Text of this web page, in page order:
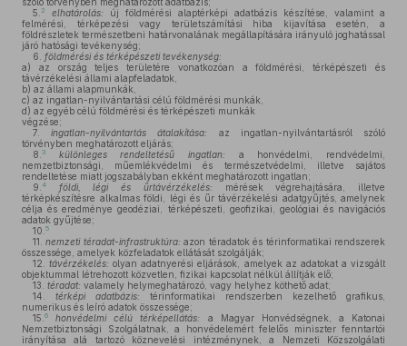
5. 2 elhatárolás: új földmérési alaptérképi adatbázis készítése, valamint a
felmérési, térképezési vagy területszámítási hiba kijavítása esetén, a
földrészletek természetbeni határvonalának megállapítására irányuló joghatással
járó hatósági tevékenység;
6. földmérési és térképészeti tevékenység:
a) az ország teljes területére vonatkozóan a földmérési, térképészeti és
távérzékelési állami alapfeladatok,
b) az állami alapmunkák,
c) az ingatlan-nyilvántartási célú földmérési munkák,
d) az egyéb célú földmérési és térképészeti munkák
végzése;
7.
ingatlan-nyilvántartás átalakítása:
az ingatlan-nyilvántartásról szóló
törvényben meghatározott eljárás;
8. 3 különleges rendeltetésű ingatlan: a honvédelmi, rendvédelmi,
nemzetbiztonsági, műemlékvédelmi és természetvédelmi, illetve sajátos
rendeltetése miatt jogszabályban ekként meghatározott ingatlan;
9. 4 földi, légi és űrtávérzékelés: mérések végrehajtására, illetve
térképkészítésre alkalmas földi, légi és űr távérzékelési adatgyűjtés, amelynek
célja és eredménye geodéziai, térképészeti, geofizikai, geológiai és navigációs
adatok gyűjtése;
10. 5
11. nemzeti téradat-infrastruktúra: azon téradatok és térinformatikai rendszerek
összessége, amelyek közfeladatok ellátását szolgálják;
12.
távérzékelés: olyan adatnyerési eljárások, amelyek az adatokat a vizsgált
objektummal létrehozott közvetlen, fizikai kapcsolat nélkül állítják elő;
13. téradat: valamely helymeghatározó, vagy helyhez köthető adat;
14.
térképi adatbázis: térinformatikai rendszerben kezelhető grafikus,
numerikus és leíró adatok összessége;
15. 6 honvédelmi célú térképellátás:
a Magyar Honvédségnek, a Katonai
Nemzetbiztonsági Szolgálatnak, a honvédelemért felelős miniszter fenntartói
irányítása alá tartozó köznevelési intézménynek, a Nemzeti Közszolgálati